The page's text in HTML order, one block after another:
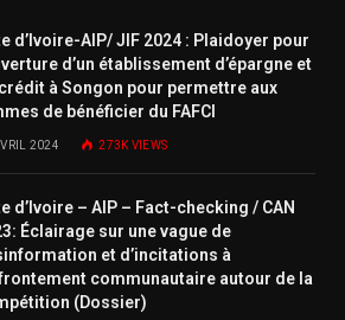
d’Ivoire-AIP/ JIF 2024 : Plaidoyer pour
d’un établissement d’épargne et
à Songon pour permettre aux
de bénéficier du FAFCI
2024 273K VIEWS
d’Ivoire – AIP – Fact-checking / CAN
Éclairage sur une vague de
et d’incitations à
communautaire autour de la
(Dossier)